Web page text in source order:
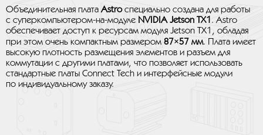
Объединительная платаAstroспециально создана для работы
с суперкомпьютером-на-модуле NVIDIA Jetson TX1 . Astro
обеспечивает доступ к ресурсам модуля Jetson TX1, обладая
при этом очень компактным размером 87×57 мм. Плата имеет
высокую плотность размещения элементов и разъем для
коммутации с другими платами, что позволяет использовать
стандартные платы Connect Tech и интерфейсные модули
по индивидуальному заказу.